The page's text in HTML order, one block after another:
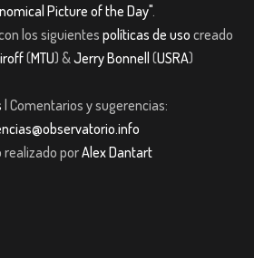
Picture of the Day".
los siguientes políticas de uso creado
(MTU) &Jerry Bonnell (USRA)
| Comentarios y sugerencias:
realizado porAlex Dantart